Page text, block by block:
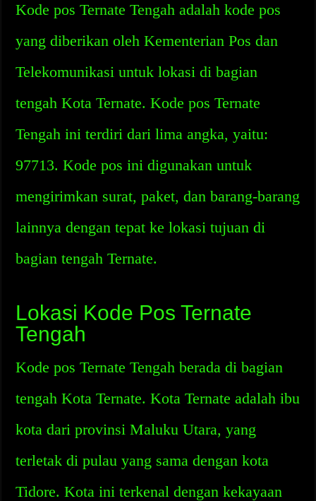
Kode pos Ternate Tengah adalah kode pos
yang diberikan oleh Kementerian Pos dan
Telekomunikasi untuk lokasi di bagian
tengah Kota Ternate. Kode pos Ternate
Tengah ini terdiri dari lima angka, yaitu:
97713. Kode pos ini digunakan untuk
mengirimkan surat, paket, dan barang-barang
lainnya dengan tepat ke lokasi tujuan di
bagian tengah Ternate.
Lokasi Kode Pos Ternate
Tengah
Kode pos Ternate Tengah berada di bagian
tengah Kota Ternate. Kota Ternate adalah ibu
kota dari provinsi Maluku Utara, yang
terletak di pulau yang sama dengan kota
Tidore. Kota ini terkenal dengan kekayaan